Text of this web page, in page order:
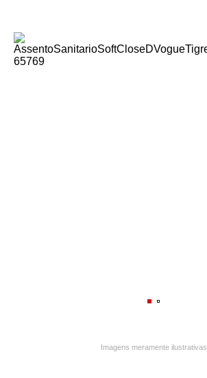
Imagens meramente ilustrativas
3º torneira
4º